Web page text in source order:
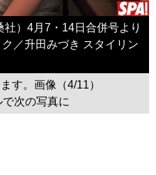
）4月7・14日合併号より
／升田みづき スタイリン
す。画像（4/11）
次の写真に